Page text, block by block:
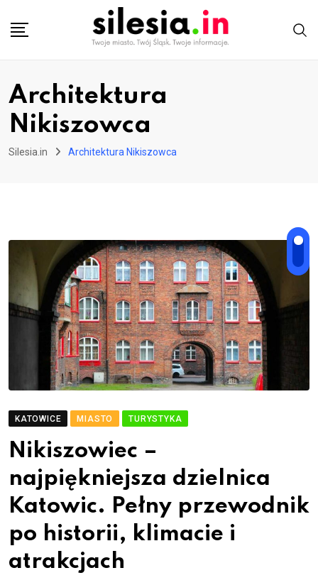
Architektura
Nikiszowca
Silesia.in Architektura Nikiszowca
KATOWICE MIASTO TURYSTYKA
Nikiszowiec –
najpiękniejsza dzielnica
Katowic. Pełny przewodnik
po historii, klimacie i
atrakcjach